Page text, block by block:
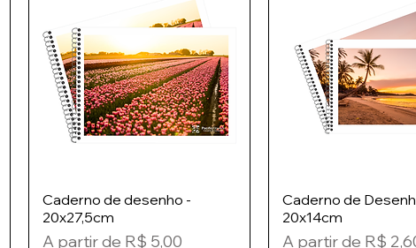
Caderno de desenho -
20x27,5cm
A partir de R$ 5,00
Preço promocional
Caderno de
20x14cm
A partir de R$
Preço